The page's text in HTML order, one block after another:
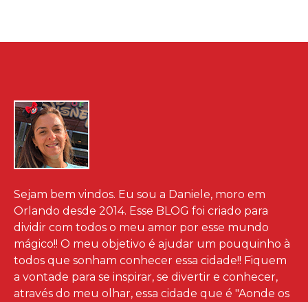
Sejam bem vindos. Eu sou a Daniele, moro em
Orlando desde 2014. Esse BLOG foi criado para
dividir com todos o meu amor por esse mundo
mágico!! O meu objetivo é ajudar um pouquinho à
todos que sonham conhecer essa cidade!! Fiquem
a vontade para se inspirar, se divertir e conhecer,
através do meu olhar, essa cidade que é "Aonde os